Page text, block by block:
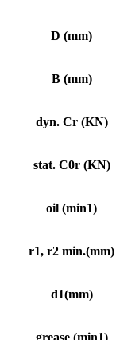
D (mm)
B (mm)
dyn. Cr (KN)
stat. C0r (KN)
oil (min1)
r1, r2 min.(mm)
d1(mm)
grease (min1)